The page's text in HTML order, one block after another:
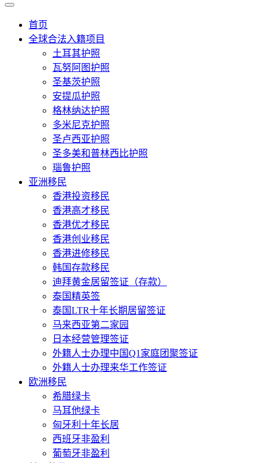
首页
全球合法入籍项目
土耳其护照
瓦努阿图护照
圣基茨护照
安提瓜护照
格林纳达护照
多米尼克护照
圣卢西亚护照
圣多美和普林西比护照
瑙鲁护照
亚洲移民
香港投资移民
香港高才移民
香港优才移民
香港创业移民
香港进修移民
韩国存款移民
迪拜黄金居留签证（存款）
泰国精英签
泰国LTR十年长期居留签证
马来西亚第二家园
日本经营管理签证
外籍人士办理中国Q1家庭团聚签证
外籍人士办理来华工作签证
欧洲移民
希腊绿卡
马耳他绿卡
匈牙利十年长居
西班牙非盈利
葡萄牙非盈利